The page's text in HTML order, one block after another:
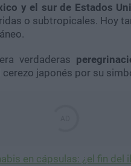
y el sur de Estados
o subtropicales. Hoy
verdaderas
japonés por su
en cápsulas: ¿el fin del